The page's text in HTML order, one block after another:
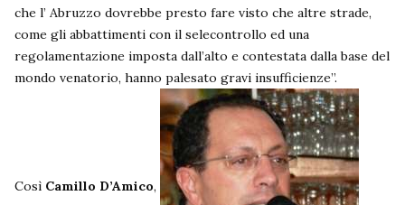
che l’ Abruzzo dovrebbe presto fare visto che altre strade,
come gli abbattimenti con il selecontrollo ed una
regolamentazione imposta dall’alto e contestata dalla base del
mondo venatorio, hanno palesato gravi insufficienze”.
Così Camillo D’Amico,